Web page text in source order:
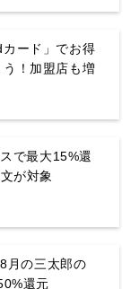
カード」でお得
！加盟店も増
で最大15%還
が対象
月の三太郎の
還元